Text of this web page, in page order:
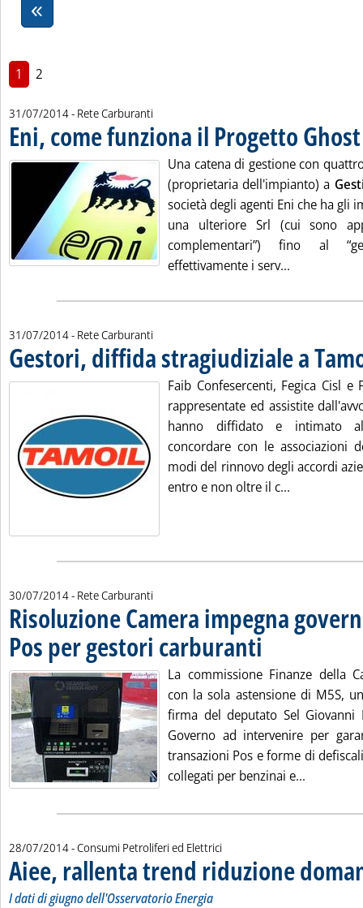
1 2
31/07/2014- Rete Carburanti
Eni, come funziona il Progetto Ghost
Una catena di gestione con
(proprietaria dell'impianto) a
società degli agenti Eni che ha gli
una ulteriore Srl (cui sono
complementari”) fino al
effettivamente i serv...
31/07/2014- Rete Carburanti
Gestori, diffida stragiudiziale a
Faib Confesercenti, Fegica Cisl e
rappresentate ed assistite
hanno diffidato e intimato
concordare con le associazioni
modi del rinnovo degli accordi
entro e non oltre il c...
30/07/2014- Rete Carburanti
Risoluzione Camera impegna
Pos per gestori carburanti. Pubblicata mercoledì
La commissione Finanze della
con la sola astensione di M5S,
firma del deputato Sel Giovanni
Governo ad intervenire per
transazioni Pos e forme di
collegati per benzinai e...
28/07/2014- Consumi Petroliferi ed Elettrici
Aiee, rallenta trend riduzione
I dati di giugno dell'Osservatorio Energia